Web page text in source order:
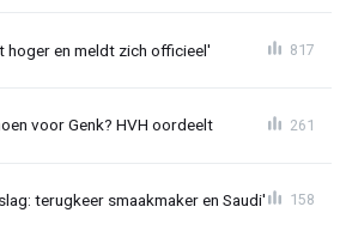
hoger en meldt zich officieel' 817
voor Genk? HVH oordeelt 261
terugkeer smaakmaker en Saudi' 158